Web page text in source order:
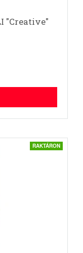
"Creative"
RAKTÁRON